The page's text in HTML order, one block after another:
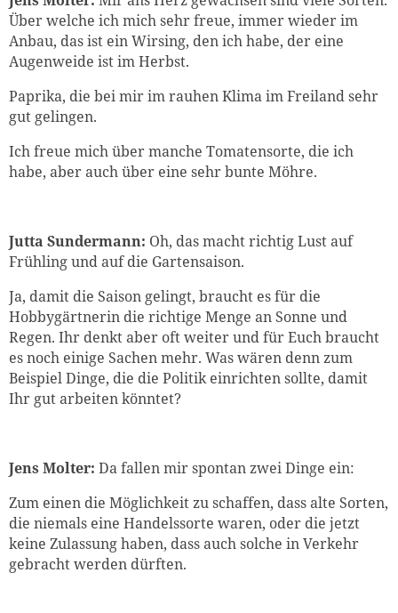
Über welche ich mich sehr freue, immer wieder im
Anbau, das ist ein Wirsing, den ich habe, der eine
Augenweide ist im Herbst.
Paprika, die bei mir im rauhen Klima im Freiland sehr
gut gelingen.
Ich freue mich über manche Tomatensorte, die ich
habe, aber auch über eine sehr bunte Möhre.
Jutta Sundermann: Oh, das macht richtig Lust auf
Frühling und auf die Gartensaison.
Ja, damit die Saison gelingt, braucht es für die
Hobbygärtnerin die richtige Menge an Sonne und
Regen. Ihr denkt aber oft weiter und für Euch braucht
es noch einige Sachen mehr. Was wären denn zum
Beispiel Dinge, die die Politik einrichten sollte, damit
Ihr gut arbeiten könntet?
Jens Molter: Da fallen mir spontan zwei Dinge ein:
Zum einen die Möglichkeit zu schaffen, dass alte Sorten,
die niemals eine Handelssorte waren, oder die jetzt
keine Zulassung haben, dass auch solche in Verkehr
gebracht werden dürften.